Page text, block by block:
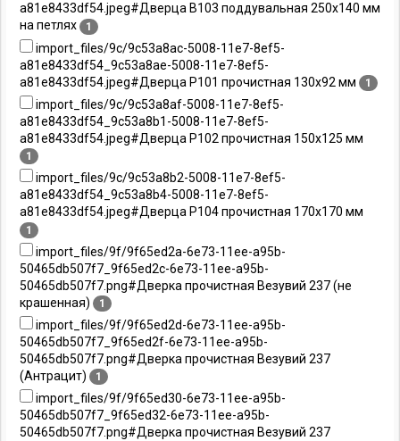
a81e8433df54.jpeg#Дверца B103 поддувальная 250х140 мм
на петлях
1
import_files/9c/9c53a8ac-5008-11e7-8ef5-
a81e8433df54_9c53a8ae-5008-11e7-8ef5-
a81e8433df54.jpeg#Дверца P101 прочистная 130х92 мм
1
import_files/9c/9c53a8af-5008-11e7-8ef5-
a81e8433df54_9c53a8b1-5008-11e7-8ef5-
a81e8433df54.jpeg#Дверца P102 прочистная 150х125 мм
1
import_files/9c/9c53a8b2-5008-11e7-8ef5-
a81e8433df54_9c53a8b4-5008-11e7-8ef5-
a81e8433df54.jpeg#Дверца P104 прочистная 170х170 мм
1
import_files/9f/9f65ed2a-6e73-11ee-a95b-
50465db507f7_9f65ed2c-6e73-11ee-a95b-
50465db507f7.png#Дверка прочистная Везувий 237 (не
крашенная)
1
import_files/9f/9f65ed2d-6e73-11ee-a95b-
50465db507f7_9f65ed2f-6e73-11ee-a95b-
50465db507f7.png#Дверка прочистная Везувий 237
(Антрацит)
1
import_files/9f/9f65ed30-6e73-11ee-a95b-
50465db507f7_9f65ed32-6e73-11ee-a95b-
50465db507f7.png#Дверка прочистная Везувий 237